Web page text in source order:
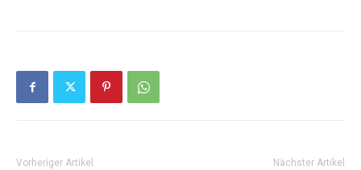
Vorheriger Artikel Nächster Artikel